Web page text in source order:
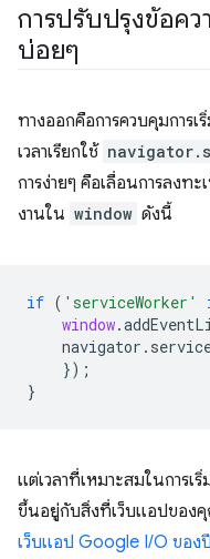
การปรับปรุงข้อค
บ่อยๆ
ทางออกคือการควบคุมการ
เวลาเรียกใช้
การง่ายๆ คือเลื่อนการลงทะ
งานใน window ดังนี้
if ( 'serviceWorker'
window.
navigator .
});
}
แต่เวลาที่เหมาะสมในการ
ขึ้นอยู่กับสิ่งที่เว็บแอปของ
เว็บแอป Google I/O ของ